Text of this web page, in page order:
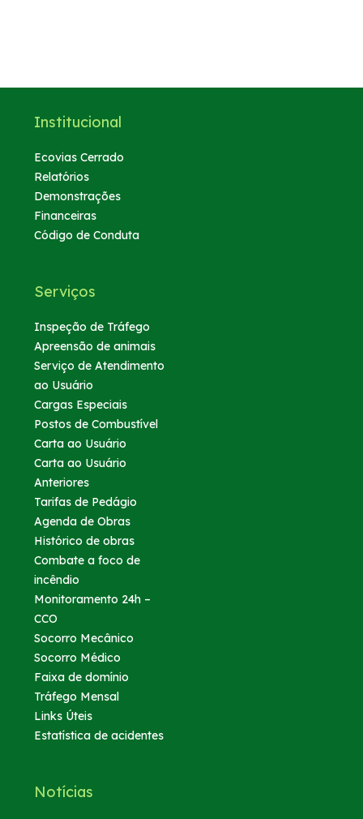
Institucional
Ecovias Cerrado
Relatórios
Demonstrações
Financeiras
Código de Conduta
Serviços
Inspeção de Tráfego
Apreensão de animais
Serviço de Atendimento
ao Usuário
Cargas Especiais
Postos de Combustível
Carta ao Usuário
Carta ao Usuário
Anteriores
Tarifas de Pedágio
Agenda de Obras
Histórico de obras
Combate a foco de
incêndio
Monitoramento 24h –
CCO
Socorro Mecânico
Socorro Médico
Faixa de domínio
Tráfego Mensal
Links Úteis
Estatística de acidentes
Notícias